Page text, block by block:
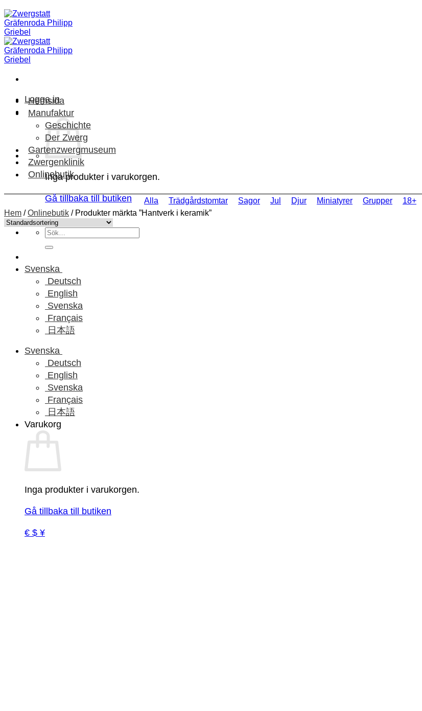
Skip
to
content
Logga in
Inga produkter i varukorgen.
Gå tillbaka till butiken
Sök
efter:
Svenska
Deutsch
English
Svenska
Français
日本語
Svenska
Deutsch
English
Svenska
Français
日本語
Varukorg
Inga produkter i varukorgen.
Gå tillbaka till butiken
€ $ ¥
Hemsida
Manufaktur
Geschichte
Der Zwerg
Gartenzwergmuseum
Zwergenklinik
Onlinebutik
Alla Trädgårdstomtar Sagor Jul Djur Miniatyrer Grupper 18+
Hem / Onlinebutik /Produkter märkta ”Hantverk i keramik”